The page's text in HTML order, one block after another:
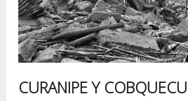
CURANIPE Y